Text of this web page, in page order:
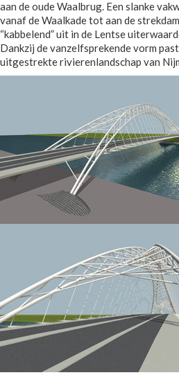
aan de oude Waalbrug. Een slanke
vanaf de Waalkade tot aan de
“kabbelend” uit in de Lentse
Dankzij de vanzelfsprekende vorm
uitgestrekte rivierenlandschap van